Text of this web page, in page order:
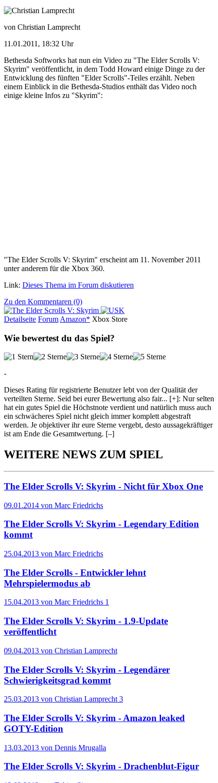
von Christian Lamprecht
11.01.2011, 18:32 Uhr
Bethesda Softworks hat nun ein Video zu "The Elder Scrolls V:
Skyrim" veröffentlicht, in dem Todd Howard einige Dinge zu der
Entwicklung des fünften "Elder Scrolls"-Teiles erzählt. Neben
einem Einblick in die Bethesda-Studios enthält das Video noch
einige kleine Infos zu "Skyrim":
"The Elder Scrolls V: Skyrim" erscheint am 11. November 2011
unter anderem für die Xbox 360.
Link: Dieses Thema im Forum diskutieren
Zu den Kommentaren (0)
Detailseite Forum Amazon* Xbox Store
Wie bewertest du das Spiel?
-
Dieses Rating für registrierte Benutzer lebt von der Qualität der
verteilten Sterne. Seid bei eurer Bewertung also fair... [+]: Nur selten
hat ein gutes Spiel die Höchstnote verdient und natürlich muss auch
ein schwächeres Spiel nicht gleich immer komplett abgestraft
werden. Je objektiver ihr eure Sterne vergebt, desto aussagekräftiger
ist am Ende die Gesamtwertung. [–]
WEITERE NEWS ZUM SPIEL
The Elder Scrolls V: Skyrim - Nicht für Xbox One
09.01.2014 von Marc Friedrichs
The Elder Scrolls V: Skyrim - Legendary Edition
kommt
25.04.2013 von Marc Friedrichs
The Elder Scrolls - Entwickler lehnt
Mehrspielermodus ab
15.04.2013 von Marc Friedrichs 1
The Elder Scrolls V: Skyrim - 1.9-Update
veröffentlicht
09.04.2013 von Christian Lamprecht
The Elder Scrolls V: Skyrim - Legendärer
Schwierigkeitsgrad kommt
25.03.2013 von Christian Lamprecht 3
The Elder Scrolls V: Skyrim - Amazon leaked
GOTY-Edition
13.03.2013 von Dennis Mrugalla
The Elder Scrolls V: Skyrim - Drachenblut-Figur